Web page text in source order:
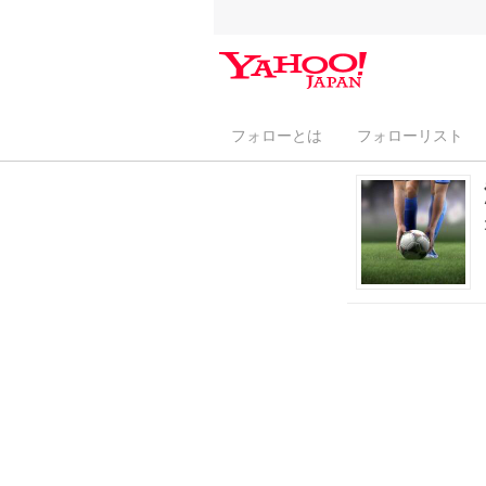
フォローとは フォローリスト